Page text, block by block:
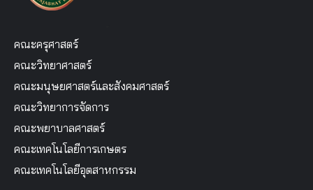
คณะครุศาสตร์
คณะวิทยาศาสตร์
คณะมนุษยศาสตร์และสังคมศาสตร์
คณะวิทยาการจัดการ
คณะพยาบาลศาสตร์
คณะเทคโนโลยีการเกษตร
คณะเทคโนโลยีอุตสาหกรรม